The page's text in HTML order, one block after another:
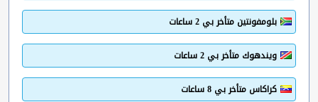
بلومفونتين متأخر بي 2 ساعات
ويندهوك متأخر بي 2 ساعات
كراكاس متأخر بي 8 ساعات